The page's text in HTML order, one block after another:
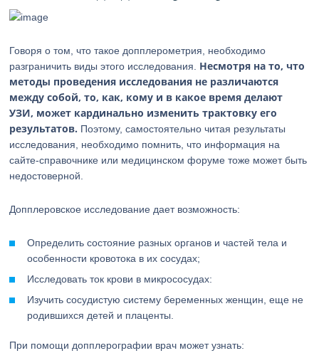
Говоря о том, что такое допплерометрия, необходимо
разграничить виды этого исследования. Несмотря на то, что
методы проведения исследования не различаются
между собой, то, как, кому и в какое время делают
УЗИ, может кардинально изменить трактовку его
результатов. Поэтому, самостоятельно читая результаты
исследования, необходимо помнить, что информация на
сайте-справочнике или медицинском форуме тоже может быть
недостоверной.
Допплеровское исследование дает возможность:
Определить состояние разных органов и частей тела и
особенности кровотока в их сосудах;
Исследовать ток крови в микрососудах:
Изучить сосудистую систему беременных женщин, еще не
родившихся детей и плаценты.
При помощи допплерографии врач может узнать: